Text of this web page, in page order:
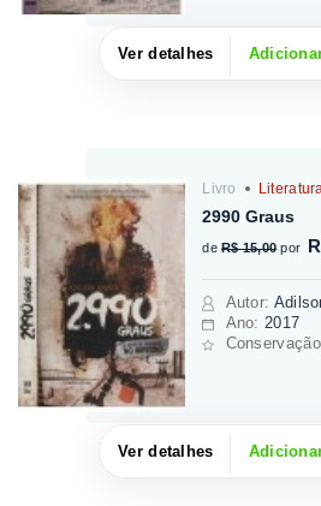
Ver detalhes
Livro
2990 Graus
de R$ 15,00 por
Autor:
Ano: 2017
Ver detalhes